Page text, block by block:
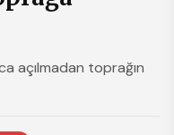
açılmadan toprağın